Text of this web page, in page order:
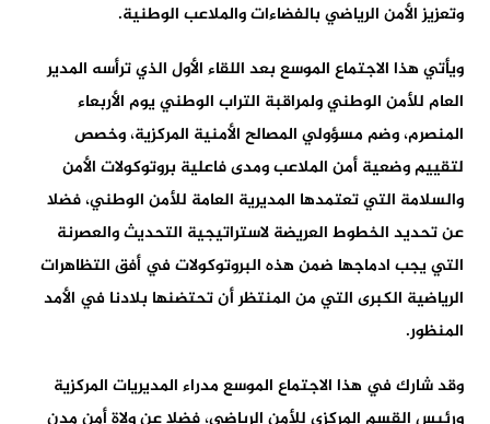
وتعزيز الأمن الرياضي بالفضاءات والملاعب الوطنية.
ويأتي هذا الاجتماع الموسع بعد اللقاء الأول الذي ترأسه المدير
العام للأمن الوطني ولمراقبة التراب الوطني يوم الأربعاء
المنصرم، وضم مسؤولي المصالح الأمنية المركزية، وخصص
لتقييم وضعية أمن الملاعب ومدى فاعلية بروتوكولات الأمن
والسلامة التي تعتمدها المديرية العامة للأمن الوطني، فضلا
عن تحديد الخطوط العريضة لاستراتيجية التحديث والعصرنة
التي يجب ادماجها ضمن هذه البروتوكولات في أفق التظاهرات
الرياضية الكبرى التي من المنتظر أن تحتضنها بلادنا في الأمد
المنظور.
وقد شارك في هذا الاجتماع الموسع مدراء المديريات المركزية